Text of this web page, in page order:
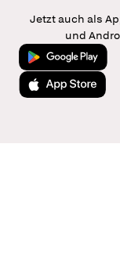
Jetzt auch als
und
Jetzt bei Google
Laden im App